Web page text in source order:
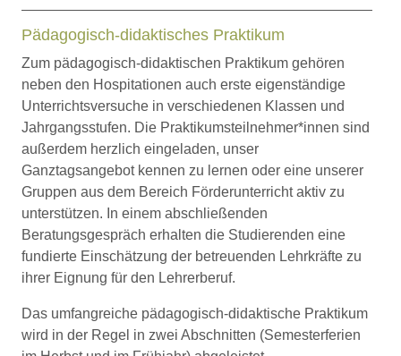
Pädagogisch-didaktisches Praktikum
Zum pädagogisch-didaktischen Praktikum gehören
neben den Hospitationen auch erste eigenständige
Unterrichtsversuche in verschiedenen Klassen und
Jahrgangsstufen. Die Praktikumsteilnehmer*innen sind
außerdem herzlich eingeladen, unser
Ganztagsangebot kennen zu lernen oder eine unserer
Gruppen aus dem Bereich Förderunterricht aktiv zu
unterstützen. In einem abschließenden
Beratungsgespräch erhalten die Studierenden eine
fundierte Einschätzung der betreuenden Lehrkräfte zu
ihrer Eignung für den Lehrerberuf.
Das umfangreiche pädagogisch-didaktische Praktikum
wird in der Regel in zwei Abschnitten (Semesterferien